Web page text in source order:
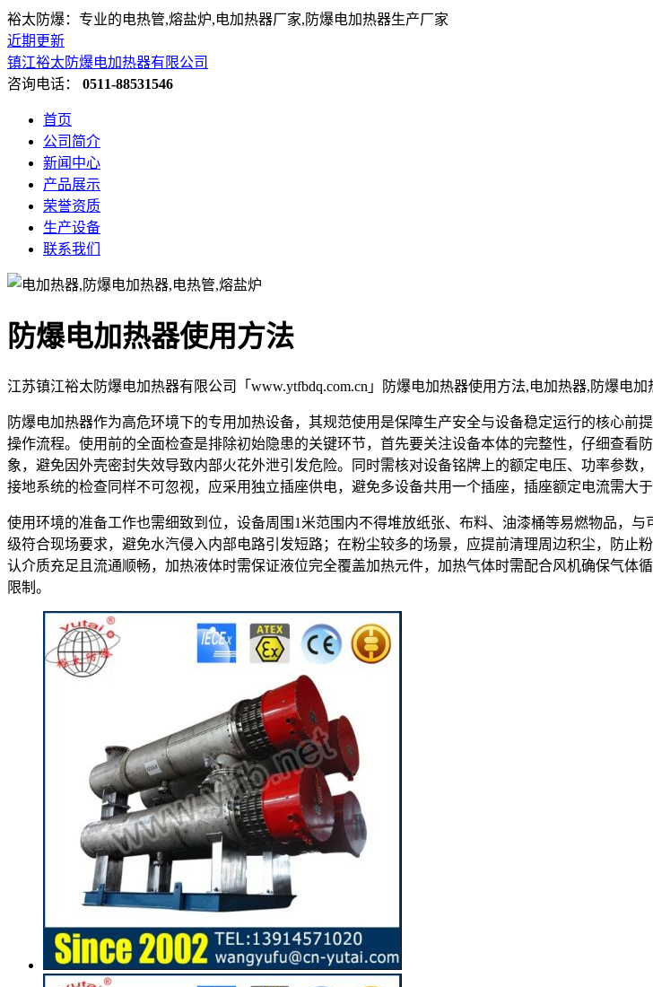
裕太防爆：专业的电热管,熔盐炉,电加热器厂家,防爆电加热器生产厂家
近期更新
镇江裕太防爆电加热器有限公司
咨询电话： 0511-88531546
首页
公司简介
新闻中心
产品展示
荣誉资质
生产设备
联系我们
防爆电加热器使用方法
江苏镇江裕太防爆电加热器有限公司「www.ytfbdq.com.cn」防爆电加热器使用方法,电加热器,防爆电
防爆电加热器作为高危环境下的专用加热设备，其规范使用是保障生产安全与设备稳定运行的核心
操作流程。使用前的全面检查是排除初始隐患的关键环节，首先要关注设备本体的完整性，仔细查
象，避免因外壳密封失效导致内部火花外泄引发危险。同时需核对设备铭牌上的额定电压、功率参
接地系统的检查同样不可忽视，应采用独立插座供电，避免多设备共用一个插座，插座额定电流需大
使用环境的准备工作也需细致到位，设备周围1米范围内不得堆放纸张、布料、油漆桶等易燃物品，
级符合现场要求，避免水汽侵入内部电路引发短路；在粉尘较多的场景，应提前清理周边积尘，防
认介质充足且流通顺畅，加热液体时需保证液位完全覆盖加热元件，加热气体时需配合风机确保气
限制。